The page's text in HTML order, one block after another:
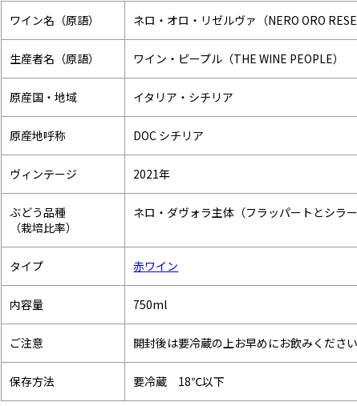
ワイン名（原語） ネロ・オロ・リゼルヴァ（NERO ORO
生産者名（原語） ワイン・ピープル（THE WINE PEOPLE）
原産国・地域 イタリア・シチリア
原産地呼称 DOC シチリア
ヴィンテージ 2021年
ぶどう品種
（栽培比率）
ネロ・ダヴォラ主体（フラッパートとシラ
タイプ 赤ワイン
内容量 750ml
ご注意 開封後は要冷蔵の上お早めにお飲みください
保存方法 要冷蔵 18℃以下